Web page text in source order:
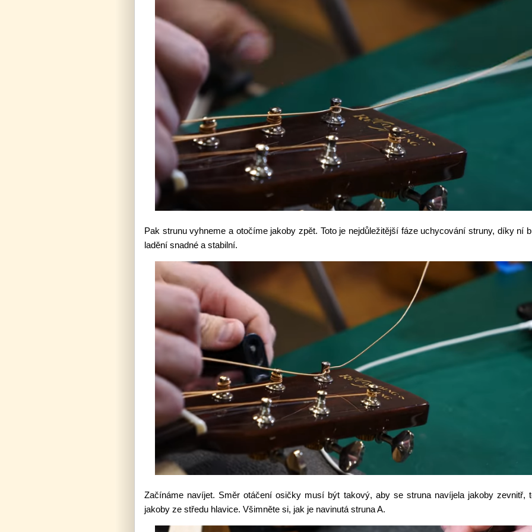
Pak strunu vyhneme a otočíme jakoby zpět. Toto je nejdůležitější fáze uchycování struny, díky ní
ladění snadné a stabilní.
Začínáme navíjet. Směr otáčení osičky musí být takový, aby se struna navíjela jakoby zevnitř,
jakoby ze středu hlavice. Všimněte si, jak je navinutá struna A.